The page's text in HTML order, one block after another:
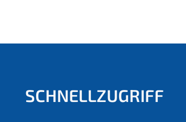
SCHNELLZUGRIFF